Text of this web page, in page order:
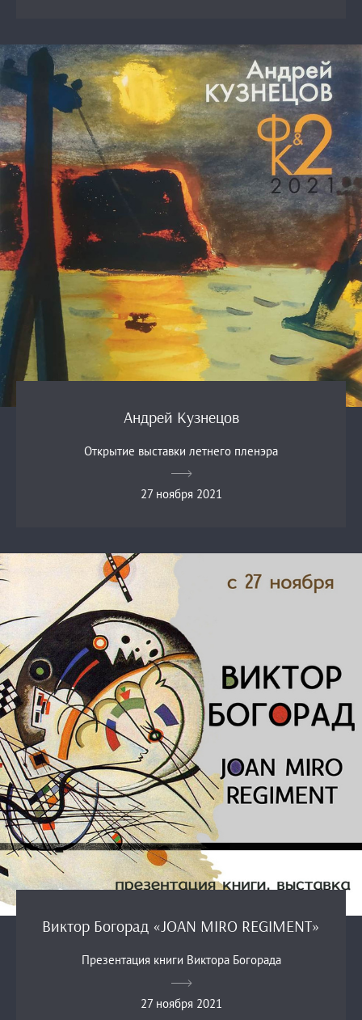
Андрей Кузнецов
Открытие выставки летнего пленэра
27 ноября 2021
Виктор Богорад «JOAN MIRO REGIMENT»
Презентация книги Виктора Богорада
27 ноября 2021